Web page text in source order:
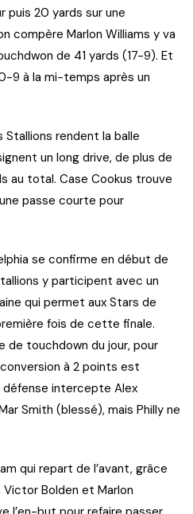
puis 20 yards sur une
compère Marlon Williams y va
de 41 yards (17-9). Et
9 à la mi-temps après un
rendent la balle
un long drive, de plus de
au total. Case Cookus trouve
passe courte pour
se confirme en début de
y participent avec un
qui permet aux Stars de
fois de cette finale.
de touchdown du jour, pour
à 2 points est
défense intercepte Alex
Smith (blessé), mais Philly ne
qui repart de l’avant, grâce
Bolden et Marlon